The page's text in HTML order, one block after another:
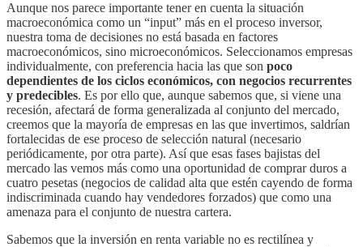
Aunque nos parece importante tener en cuenta la situación
macroeconómica como un “input” más en el proceso inversor,
nuestra toma de decisiones no está basada en factores
macroeconómicos, sino microeconómicos. Seleccionamos empresas
individualmente, con preferencia hacia las que son poco
dependientes de los ciclos económicos, con negocios recurrentes
y predecibles. Es por ello que, aunque sabemos que, si viene una
recesión, afectará de forma generalizada al conjunto del mercado,
creemos que la mayoría de empresas en las que invertimos, saldrían
fortalecidas de ese proceso de selección natural (necesario
periódicamente, por otra parte). Así que esas fases bajistas del
mercado las vemos más como una oportunidad de comprar duros a
cuatro pesetas (negocios de calidad alta que estén cayendo de forma
indiscriminada cuando hay vendedores forzados) que como una
amenaza para el conjunto de nuestra cartera.
Sabemos que la inversión en renta variable no es rectilínea y